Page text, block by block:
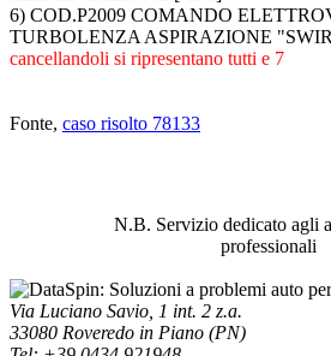
6) COD.P2009 COMANDO
TURBOLENZA ASPIRAZIONE
cancellandoli si ripresentano tutti e 7
Fonte, caso risolto 78133
N.B. Servizio dedicato agli
professionali
Via Luciano Savio, 1 int. 2 z.a.
33080 Roveredo in Piano (PN)